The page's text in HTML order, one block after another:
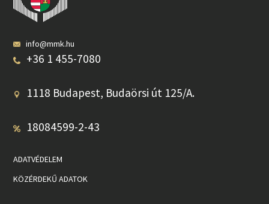
info@mmk.hu
+36 1 455-7080
1118 Budapest, Budaörsi út 125/A.
18084599-2-43
ADATVÉDELEM
KÖZÉRDEKŰ ADATOK